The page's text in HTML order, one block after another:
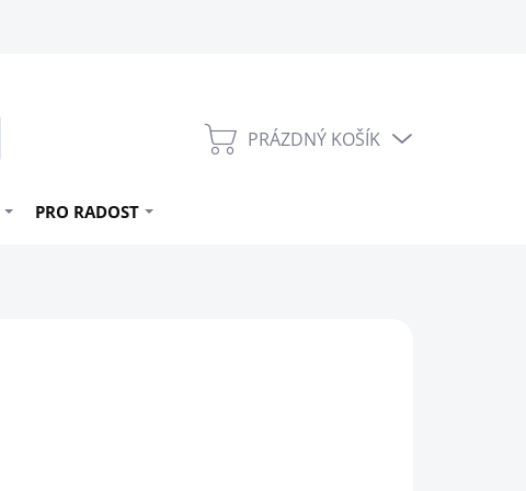
NÁKUPNÍ
PRÁZDNÝ KOŠÍK
PRO RADOST